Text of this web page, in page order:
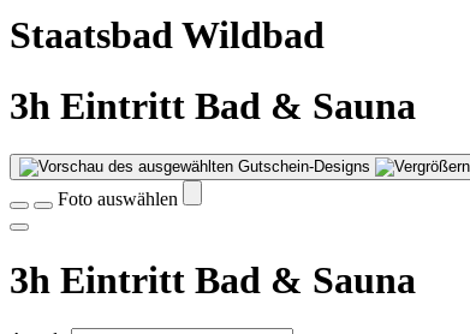
Staatsbad Wildbad
3h Eintritt Bad & Sauna
Foto auswählen
3h Eintritt Bad & Sauna